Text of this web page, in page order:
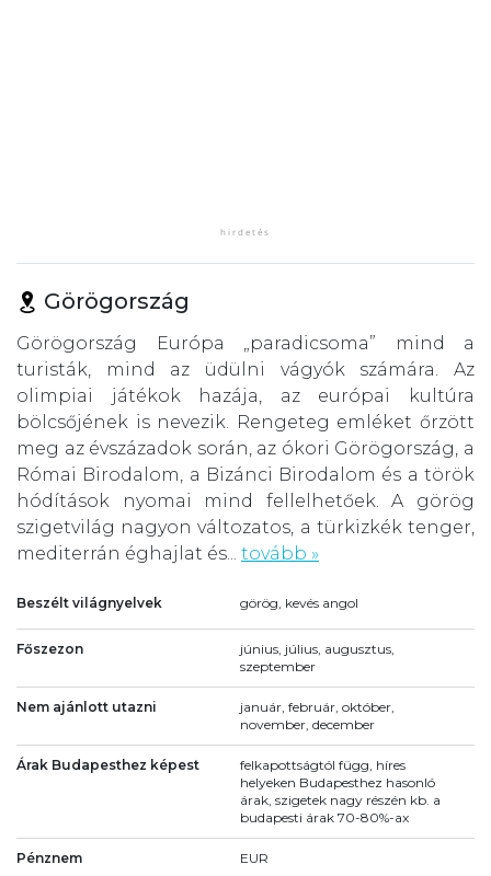
Görögország
Görögország Európa „paradicsoma” mind a
turisták, mind az üdülni vágyók számára. Az
olimpiai játékok hazája, az európai kultúra
bölcsőjének is nevezik. Rengeteg emléket őrzött
meg az évszázadok során, az ókori Görögország, a
Római Birodalom, a Bizánci Birodalom és a török
hódítások nyomai mind fellelhetőek. A görög
szigetvilág nagyon változatos, a türkizkék tenger,
mediterrán éghajlat és... tovább »
Beszélt világnyelvek görög, kevés angol
Főszezon
június, július, augusztus,
szeptember
Nem ajánlott utazni
január, február, október,
november, december
Árak Budapesthez képest
felkapottságtól függ, híres
helyeken Budapesthez hasonló
árak, szigetek nagy részén kb. a
budapesti árak 70-80%-ax
Pénznem EUR